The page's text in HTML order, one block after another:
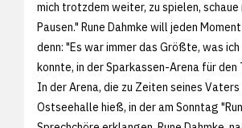
mich trotzdem weiter, zu spielen, schaue
Pausen." Rune Dahmke will jeden
denn: "Es war immer das Größte, was
konnte, in der Sparkassen-Arena für den
In der Arena, die zu Zeiten seines Vaters
Ostseehalle hieß, in der am Sonntag